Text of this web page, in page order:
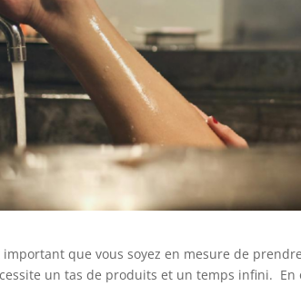
que vous soyez en mesure de
un tas de produits et un temps infini.